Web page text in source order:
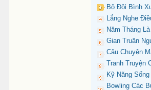
Bộ Đội Bình
Lắng Nghe
Năm Tháng
Gian Truân
Câu Chuyện
Tranh Truyện
Kỹ Năng
Bowling Các